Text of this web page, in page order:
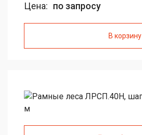
Цена: по запросу
В корзину